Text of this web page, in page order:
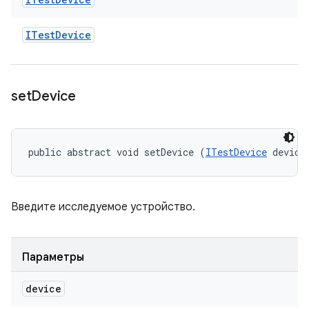
ITestDevice
setDevice
public abstract void setDevice (ITestDevice
Введите исследуемое устройство.
Параметры
device